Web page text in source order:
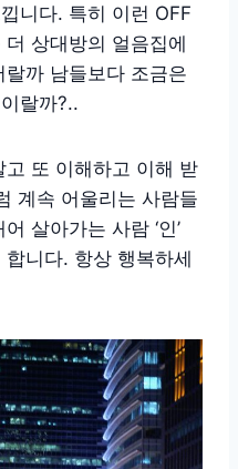
니다. 특히 이런 OFF
상대방의 얼음집에
까 남들보다 조금은
랄까?..
또 이해하고 이해 받
계속 어울리는 사람들
살아가는 사람 ‘인’
니다. 항상 행복하세